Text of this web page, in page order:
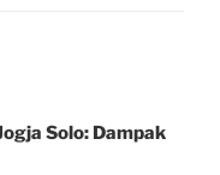
Solo: Dampak